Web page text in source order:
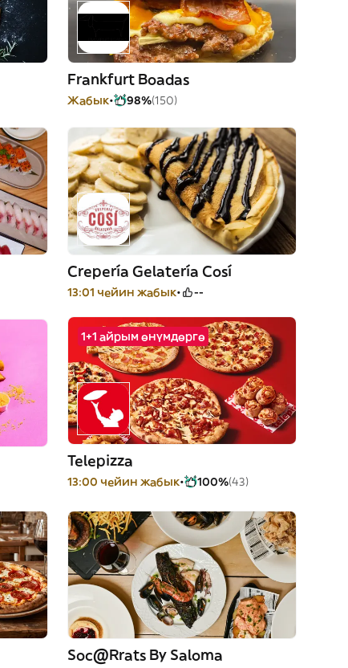
Frankfurt Boadas
Жабык 98%(150)
Crepería Gelatería Cosí
13:01 чейин жабык --
1+1 айрым өнүмдөргө
Telepizza
13:00 чейин жабык 100%(43)
Soc@Rrats By Saloma